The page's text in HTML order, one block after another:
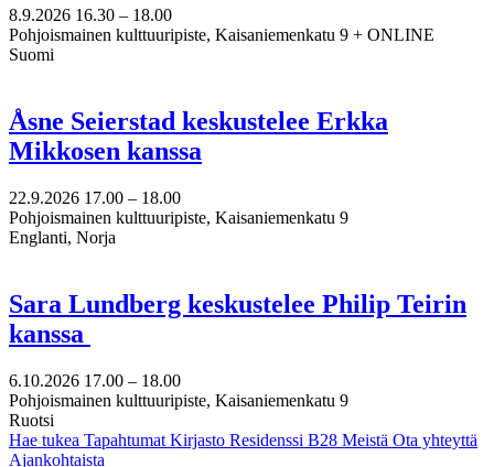
8.9.2026 16.30 – 18.00
Pohjoismainen kulttuuripiste, Kaisaniemenkatu 9 + ONLINE
Suomi
Åsne Seierstad keskustelee Erkka
Mikkosen kanssa
22.9.2026 17.00 – 18.00
Pohjoismainen kulttuuripiste, Kaisaniemenkatu 9
Englanti, Norja
Sara Lundberg keskustelee Philip Teirin
kanssa
6.10.2026 17.00 – 18.00
Pohjoismainen kulttuuripiste, Kaisaniemenkatu 9
Ruotsi
Hae tukea Tapahtumat Kirjasto Residenssi B28 Meistä Ota yhteyttä
Ajankohtaista